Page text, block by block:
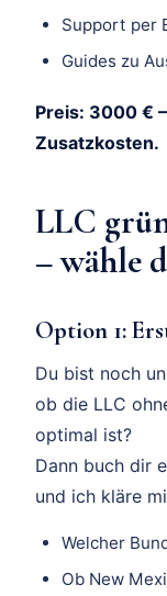
Support per
Guides zu
Preis: 3000 €
Zusatzkosten.
LLC
– wähle
Option 1:
Du bist noch
ob die LLC
optimal ist?
Dann buch dir
und ich kläre
Welcher
Ob New